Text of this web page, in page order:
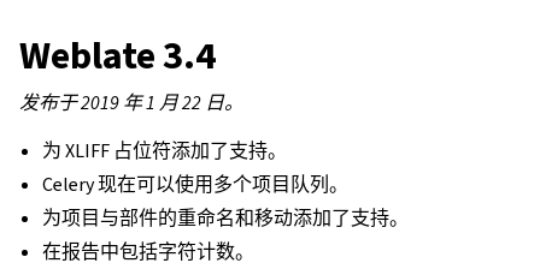
Weblate 3.4
发布于 2019 年 1 月 22 日。
为 XLIFF 占位符添加了支持。
Celery 现在可以使用多个项目队列。
为项目与部件的重命名和移动添加了支持。
在报告中包括字符计数。